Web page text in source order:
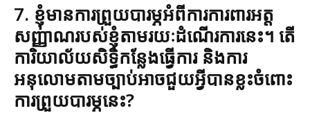
7. ខ្ញុំមានការព្រួយបារម្ភអំពីការការពារអត្ត
សញ្ញាណរបស់ខ្ញុំតាមរយៈដំណើរការនេះ។ តើ
ការិយាល័យសិទ្ធិកន្លែងធ្វើការ និងការ
អនុលោមតាមច្បាប់អាចជួយអ្វីបានខ្លះចំពោះ
ការព្រួយបារម្ភនេះ?